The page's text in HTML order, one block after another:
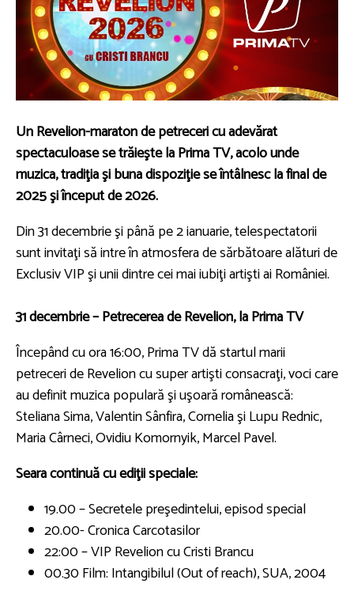
Un Revelion-maraton de petreceri cu adevărat
spectaculoase se trăieşte la Prima TV, acolo unde
muzica, tradiţia şi buna dispoziţie se întâlnesc la final de
2025 şi început de 2026.
Din 31 decembrie şi până pe 2 ianuarie, telespectatorii
sunt invitaţi să intre în atmosfera de sărbătoare alături de
Exclusiv VIP şi unii dintre cei mai iubiţi artişti ai României.
31 decembrie – Petrecerea de Revelion, la Prima TV
Începând cu ora 16:00, Prima TV dă startul marii
petreceri de Revelion cu super artişti consacraţi, voci care
au definit muzica populară şi uşoară românească:
Steliana Sima, Valentin Sânfira, Cornelia şi Lupu Rednic,
Maria Cârneci, Ovidiu Komornyik, Marcel Pavel.
Seara continuă cu ediţii speciale:
19.00 – Secretele preşedintelui, episod special
20.00- Cronica Carcotasilor
22:00 – VIP Revelion cu Cristi Brancu
00.30 Film: Intangibilul (Out of reach), SUA, 2004